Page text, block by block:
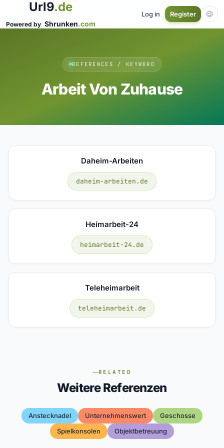
Url9.de
Powered by Shrunken.com
Log in Register
REFERENCES / KEYWORD
Arbeit Von Zuhause
Daheim-Arbeiten
daheim-arbeiten.de
Heimarbeit-24
heimarbeit-24.de
Teleheimarbeit
teleheimarbeit.de
RELATED
Weitere Referenzen
Anstecknadel Unternehmenswert
Geschosse
Spielkonsolen
Objektbetreuung